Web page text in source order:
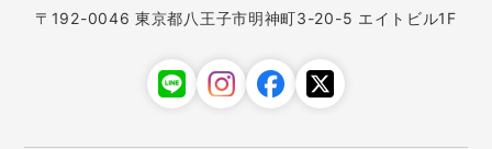
〒192-0046 東京都八王子市明神町3-20-5 エイトビル1F